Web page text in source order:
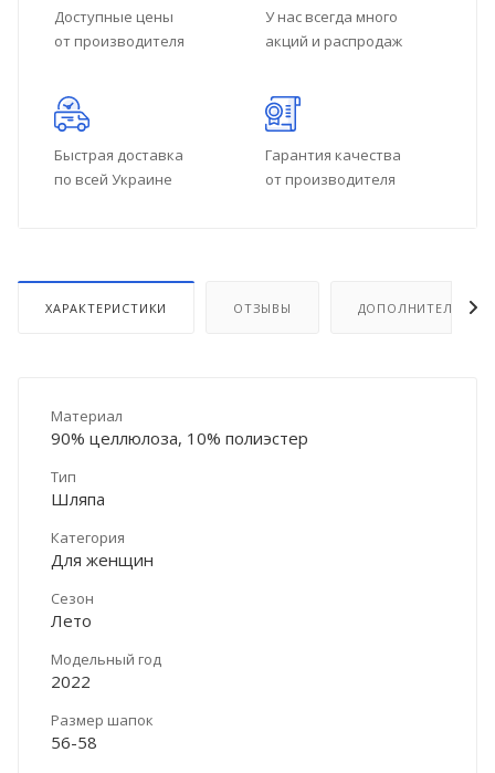
Доступные цены
от производителя
У нас всегда много
акций и распродаж
Быстрая доставка
по всей Украине
Гарантия качества
от производителя
ХАРАКТЕРИСТИКИ ОТЗЫВЫ ДОПОЛНИТЕЛЬНО
Материал
90% целлюлоза, 10% полиэстер
Тип
Шляпа
Категория
Для женщин
Сезон
Лето
Модельный год
2022
Размер шапок
56-58